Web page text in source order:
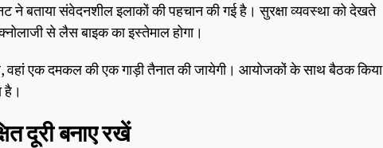
ने बताया संवेदनशील इलाकों की पहचान की गई है। सुरक्षा व्यवस्था को देखते
से लैस बाइक का इस्तेमाल होगा।
वहां एक दमकल की एक गाड़ी तैनात की जायेगी। आयोजकों के साथ बैठक किया
है।
दूरी बनाए रखें